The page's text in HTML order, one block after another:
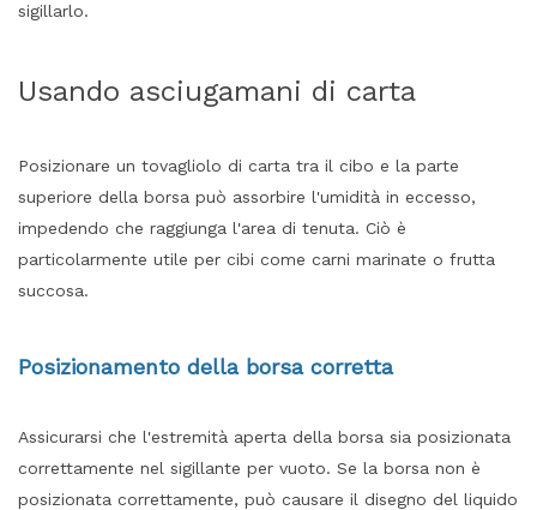
sigillarlo.
Usando asciugamani di carta
Posizionare un tovagliolo di carta tra il cibo e la parte
superiore della borsa può assorbire l'umidità in eccesso,
impedendo che raggiunga l'area di tenuta. Ciò è
particolarmente utile per cibi come carni marinate o frutta
succosa.
Posizionamento della borsa corretta
Assicurarsi che l'estremità aperta della borsa sia posizionata
correttamente nel sigillante per vuoto. Se la borsa non è
posizionata correttamente, può causare il disegno del liquido